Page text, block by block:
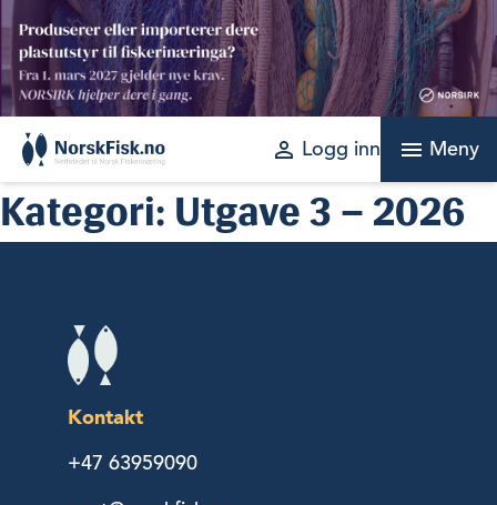
Skip
content
perm_identity Logg inn menu Meny
Kategori: Utgave 3 – 2026
Kontakt
+47 63959090